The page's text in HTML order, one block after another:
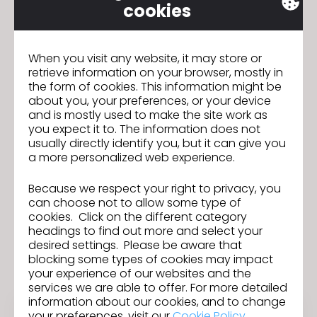
Soporte directo para empresas
Consultoría en transformación digital
Digitalización de tejidos disponible
Acceso a eventos exclusivos con líderes del
sector.
cookies
When you visit any website, it may store or
retrieve information on your browser, mostly in
the form of cookies. This information might be
about you, your preferences, or your device
and is mostly used to make the site work as
you expect it to. The information does not
usually directly identify you, but it can give you
a more personalized web experience.
Because we respect your right to privacy, you
can choose not to allow some type of
cookies. Click on the different category
headings to find out more and select your
desired settings. Please be aware that
blocking some types of cookies may impact
your experience of our websites and the
services we are able to offer. For more detailed
information about our cookies, and to change